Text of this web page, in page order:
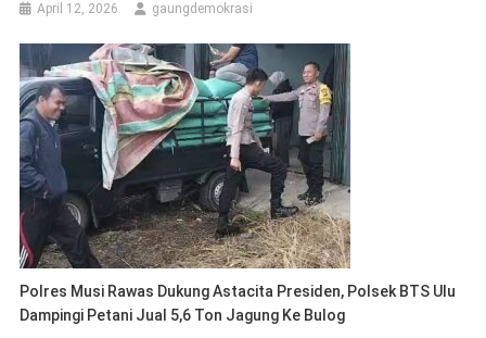
April 12, 2026 gaungdemokrasi
Polres Musi Rawas Dukung Astacita Presiden, Polsek BTS Ulu
Dampingi Petani Jual 5,6 Ton Jagung Ke Bulog